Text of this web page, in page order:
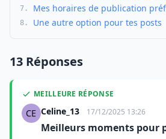
7. Mes horaires de publication
8. Une autre option pour tes posts
13 Réponses
MEILLEURE RÉPONSE
Celine_13 17/12/2025 13:26
Meilleurs moments pour